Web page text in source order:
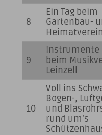
8
Ein Tag beim
Gartenbau-
Heimatverein
9
Instrumente
beim
Leinzell
10
Voll ins
Bogen-,
und
rund um‘s